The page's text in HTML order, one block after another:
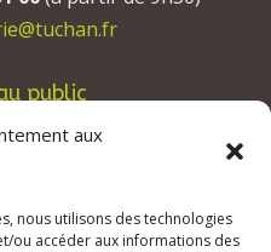
aux
nous utilisons des technologies
ou accéder aux informations des
public
: de 8h à 12h et de